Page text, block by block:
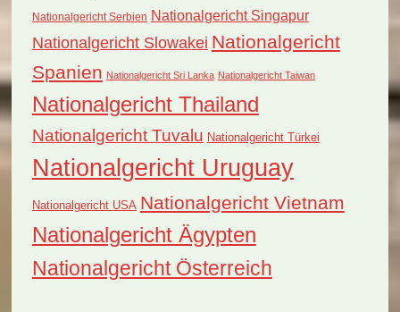
Nationalgericht Serbien Nationalgericht Singapur
Nationalgericht Slowakei Nationalgericht
Spanien Nationalgericht Sri Lanka Nationalgericht Taiwan
Nationalgericht Thailand
Nationalgericht Tuvalu Nationalgericht Türkei
Nationalgericht Uruguay
Nationalgericht USA Nationalgericht Vietnam
Nationalgericht Ägypten
Nationalgericht Österreich